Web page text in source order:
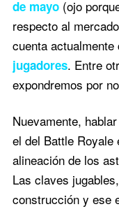
de mayo(ojo
respecto al
cuenta actualmente
jugadores. Entre
expondremos por
Nuevamente,
el del Battle Royale
alineación de los
Las claves
construcción y ese